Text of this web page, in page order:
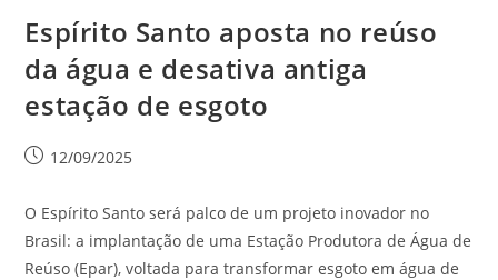
Espírito Santo aposta no reúso
da água e desativa antiga
estação de esgoto
12/09/2025
O Espírito Santo será palco de um projeto inovador no
Brasil: a implantação de uma Estação Produtora de Água de
Reúso (Epar), voltada para transformar esgoto em água de